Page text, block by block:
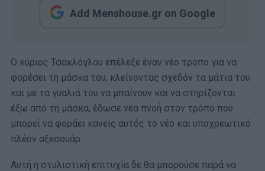
Add Menshouse.gr on Google
Ο κύριος Τσακλόγλου επέλεξε έναν νέο τρόπο για να
φορέσει τη μάσκα του, κλείνοντας σχεδόν τα μάτια του
και με τα γυαλιά του να μπαίνουν και να στηρίζονται
έξω από τη μάσκα, έδωσε νέα πνοή στον τρόπο που
μπορεί να φοράει κανείς αυτός το νέο και υποχρεωτικό
πλέον αξεσουάρ.
Αυτή η στυλιστική επιτυχία δε θα μπορούσε παρά να